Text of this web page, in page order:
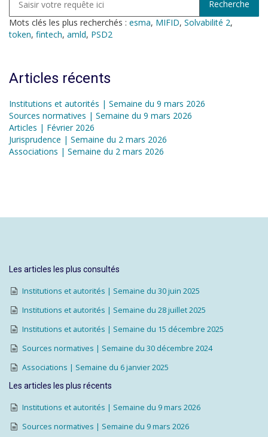
Mots clés les plus recherchés : esma, MIFID, Solvabilité 2,
token, fintech, amld, PSD2
Articles récents
Institutions et autorités | Semaine du 9 mars 2026
Sources normatives | Semaine du 9 mars 2026
Articles | Février 2026
Jurisprudence | Semaine du 2 mars 2026
Associations | Semaine du 2 mars 2026
Les articles les plus consultés
Institutions et autorités | Semaine du 30 juin 2025
Institutions et autorités | Semaine du 28 juillet 2025
Institutions et autorités | Semaine du 15 décembre 2025
Sources normatives | Semaine du 30 décembre 2024
Associations | Semaine du 6 janvier 2025
Les articles les plus récents
Institutions et autorités | Semaine du 9 mars 2026
Sources normatives | Semaine du 9 mars 2026